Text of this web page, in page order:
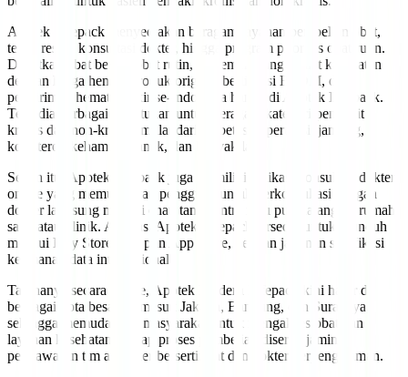
Apotek Lifepack menyediakan beragam layanan pembelian obat,
tebus resep, konsultasi dokter, hingga program prioritas obat rutin.
Dapatkan obat bebas, obat rutin, suplemen, hingga alat kesehatan
dengan harga hemat, produk original berlisensi BPOM, dan
pengiriman hemat ongkir se-Indonesia hanya di Apotek Lifepack.
Tersedia berbagai kebutuhan untuk beragam kategori penyakit
kronis dan non-kronis, mulai dari diabetes, hipertensi, jantung,
kolesterol, kehamilan, anak, dan banyak lagi.
Selain itu, Apotek Lifepack juga memiliki aplikasi konsultasi dokter
online yang memudahkan pengguna untuk berkonsultasi dengan
dokter langsung melalui chat, tanpa antre mau pun datang ke rumah
sakit atau klinik. Aplikasi Apotek Lifepack tersedia untuk diunduh
melalui Play Store mau pun App Store, dengan jaminan sertifikasi
keamanan data internasional.
Tak hanya secara online, Apotek Modern Lifepack kini hadir di
berbagai kota besar, termasuk Jakarta, Bandung, dan Surabaya,
sehingga memudahkan masyarakat untuk mengakses obat dan
layanan kesehatan. Setiap proses pembelian disertai jaminan
pengawasan tim apoteker bersertifikat dan dokter berpengalaman.